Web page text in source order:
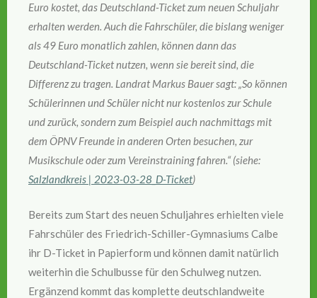
Euro kostet, das Deutschland-Ticket zum neuen Schuljahr
erhalten werden. Auch die Fahrschüler, die bislang weniger
als 49 Euro monatlich zahlen, können dann das
Deutschland-Ticket nutzen, wenn sie bereit sind, die
Differenz zu tragen. Landrat Markus Bauer sagt: „So können
Schülerinnen und Schüler nicht nur kostenlos zur Schule
und zurück, sondern zum Beispiel auch nachmittags mit
dem ÖPNV Freunde in anderen Orten besuchen, zur
Musikschule oder zum Vereinstraining fahren.“ (siehe:
Salzlandkreis | 2023-03-28_D-Ticket)
Bereits zum Start des neuen Schuljahres erhielten viele
Fahrschüler des Friedrich-Schiller-Gymnasiums Calbe
ihr D-Ticket in Papierform und können damit natürlich
weiterhin die Schulbusse für den Schulweg nutzen.
Ergänzend kommt das komplette deutschlandweite